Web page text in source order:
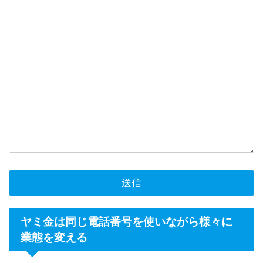
ヤミ金は同じ電話番号を使いながら様々に
業態を変える